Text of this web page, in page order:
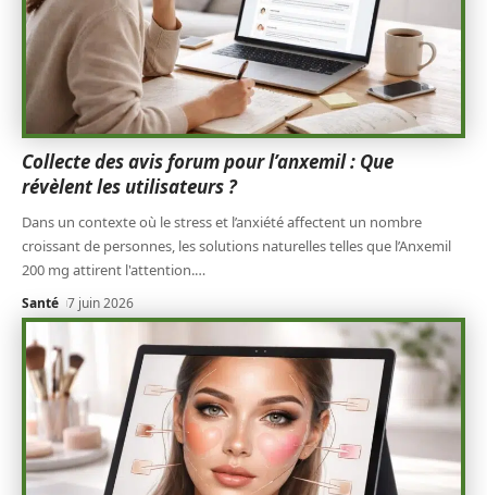
Collecte des avis forum pour l’anxemil : Que
révèlent les utilisateurs ?
Dans un contexte où le stress et l’anxiété affectent un nombre
croissant de personnes, les solutions naturelles telles que l’Anxemil
200 mg attirent l'attention.…
Santé 7 juin 2026